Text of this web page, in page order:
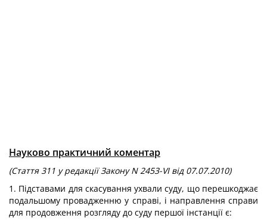
Науково практичний коментар
(Стаття 311 у редакції Закону N 2453-VIвід 07.07.2010)
1. Підставами для скасування ухвали суду, що перешкоджає
подальшому провадженню у справі, і направлення справи
для продовження розгляду до суду першої інстанції є: